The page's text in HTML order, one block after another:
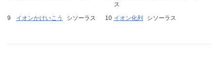
ス
イオンかけいこう
シソーラス イオン化列 シソーラス